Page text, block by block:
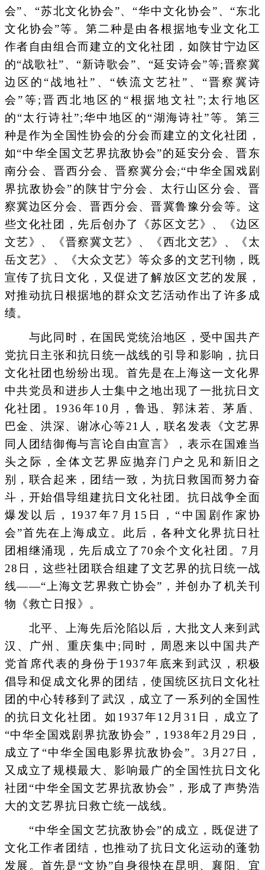
会”、“苏北文化协会”、“华中文化协会”、“东北
文化协会”等。第二种是由各根据地专业文化工
作者自由组合而建立的文化社团，如陕甘宁边区
的“战歌社”、“新诗歌会”、“延安诗会”等;晋察冀
边区的“战地社”、“铁流文艺社”、“晋察冀诗
会”等;晋西北地区的“根据地文社”;太行地区
的“太行诗社”;华中地区的“湖海诗社”等。第三
种是作为全国性协会的分会而建立的文化社团，
如“中华全国文艺界抗敌协会”的延安分会、晋东
南分会、晋西分会、晋察冀分会;“中华全国戏剧
界抗敌协会”的陕甘宁分会、太行山区分会、晋
察冀边区分会、晋西分会、晋冀鲁豫分会等。这
些文化社团，先后创办了《苏区文艺》、《边区
文艺》、《晋察冀文艺》、《西北文艺》、《太
岳文艺》、《大众文艺》等众多的文艺刊物，既
宣传了抗日文化，又促进了解放区文艺的发展，
对推动抗日根据地的群众文艺活动作出了许多成
绩。
与此同时，在国民党统治地区，受中国共产
党抗日主张和抗日统一战线的引导和影响，抗日
文化社团也纷纷出现。首先是在上海这一文化界
中共党员和进步人士集中之地出现了一批抗日文
化社团。1936年10月，鲁迅、郭沫若、茅盾、
巴金、洪深、谢冰心等21人，联名发表《文艺界
同人团结御侮与言论自由宣言》，表示在国难当
头之际，全体文艺界应抛弃门户之见和新旧之
别，联合起来，团结一致，为抗日救国而努力奋
斗，开始倡导组建抗日文化社团。抗日战争全面
爆发以后，1937年7月15日，“中国剧作家协
会”首先在上海成立。此后，各种文化界抗日社
团相继涌现，先后成立了70余个文化社团。7月
28日，这些社团联合组建了文艺界的抗日统一战
线——“上海文艺界救亡协会”，并创办了机关刊
物《救亡日报》。
北平、上海先后沦陷以后，大批文人来到武
汉、广州、重庆集中;同时，周恩来以中国共产
党首席代表的身份于1937年底来到武汉，积极
倡导和促成文化界的团结，使国统区抗日文化社
团的中心转移到了武汉，成立了一系列的全国性
的抗日文化社团。如1937年12月31日，成立了
“中华全国戏剧界抗敌协会”，1938年2月29日，
成立了“中华全国电影界抗敌协会”。3月27日，
又成立了规模最大、影响最广的全国性抗日文化
社团“中华全国文艺界抗敌协会”，形成了声势浩
大的文艺界抗日救亡统一战线。
“中华全国文艺抗敌协会”的成立，既促进了
文化工作者团结，也推动了抗日文化运动的蓬勃
发展。首先是“文协”自身很快在昆明、襄阳、宜